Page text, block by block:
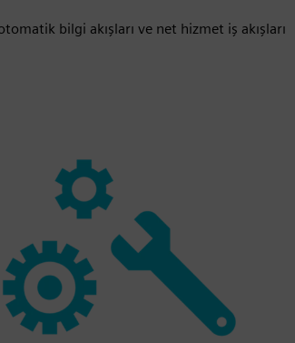
bilgi akışları ve net hizmet iş akışları